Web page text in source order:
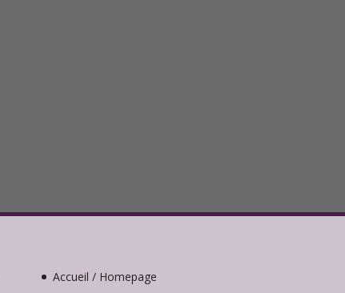
Accueil / Homepage